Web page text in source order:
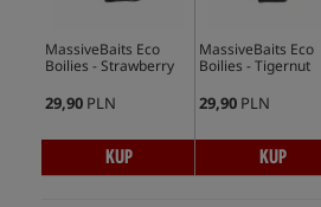
MassiveBaits Eco
Boilies - Strawberry
29,90 PLN
KUP
MassiveBaits Eco
Boilies - Tigernut
29,90 PLN
KUP